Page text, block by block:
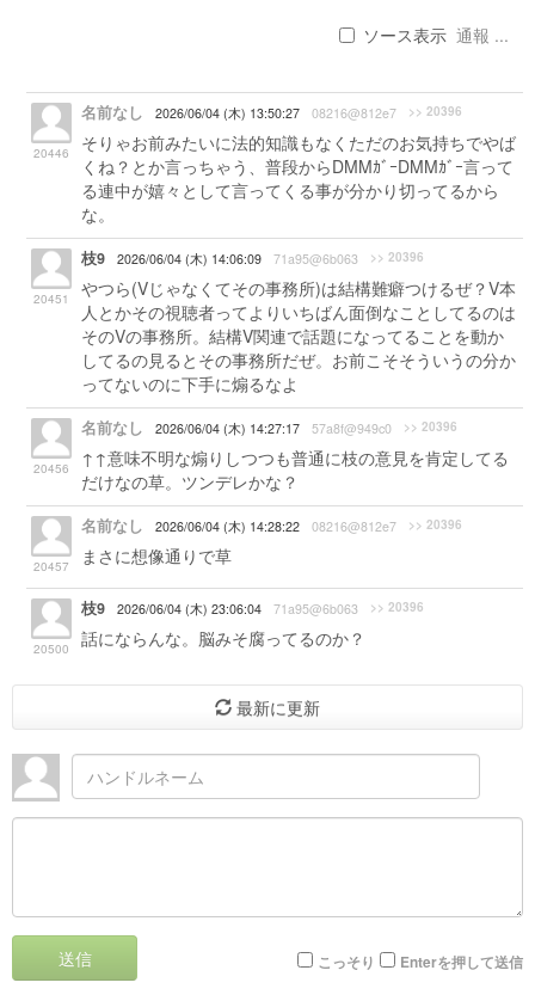
ソース表示 通報 ...
20446
名前なし 2026/06/04 (木) 13:50:27 08216@812e7 >> 20396
そりゃお前みたいに法的知識もなくただのお気持ちでやば
くね？とか言っちゃう、普段からDMMｶﾞｰDMMｶﾞｰ言って
る連中が嬉々として言ってくる事が分かり切ってるから
な。
20451
枝9 2026/06/04 (木) 14:06:09 71a95@6b063 >> 20396
やつら(Vじゃなくてその事務所)は結構難癖つけるぜ？V本
人とかその視聴者ってよりいちばん面倒なことしてるのは
そのVの事務所。結構V関連で話題になってることを動か
してるの見るとその事務所だぜ。お前こそそういうの分か
ってないのに下手に煽るなよ
20456
名前なし 2026/06/04 (木) 14:27:17 57a8f@949c0 >> 20396
↑↑意味不明な煽りしつつも普通に枝の意見を肯定してる
だけなの草。ツンデレかな？
20457
名前なし 2026/06/04 (木) 14:28:22 08216@812e7 >> 20396
まさに想像通りで草
20500
枝9 2026/06/04 (木) 23:06:04 71a95@6b063 >> 20396
話にならんな。脳みそ腐ってるのか？
最新に更新
送信 こっそり Enterを押して送信